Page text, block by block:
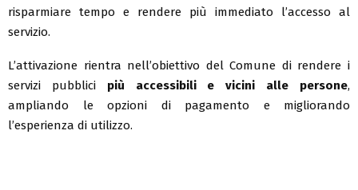
risparmiare tempo e rendere più immediato l’accesso al
servizio.
L’attivazione rientra nell’obiettivo del Comune di rendere i
servizi pubblici più accessibili e vicini alle persone,
ampliando le opzioni di pagamento e migliorando
l’esperienza di utilizzo.